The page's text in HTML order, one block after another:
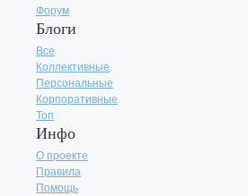
Форум
Блоги
Все
Коллективные
Персональные
Корпоративные
Топ
Инфо
О проекте
Правила
Помощь